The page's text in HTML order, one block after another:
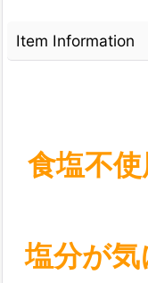
Item Information
食塩不使
塩分が